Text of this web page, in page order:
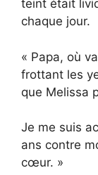
teint était
chaque jour.
« Papa, où
frottant les
que Melissa
Je me suis
ans contre
cœur. »